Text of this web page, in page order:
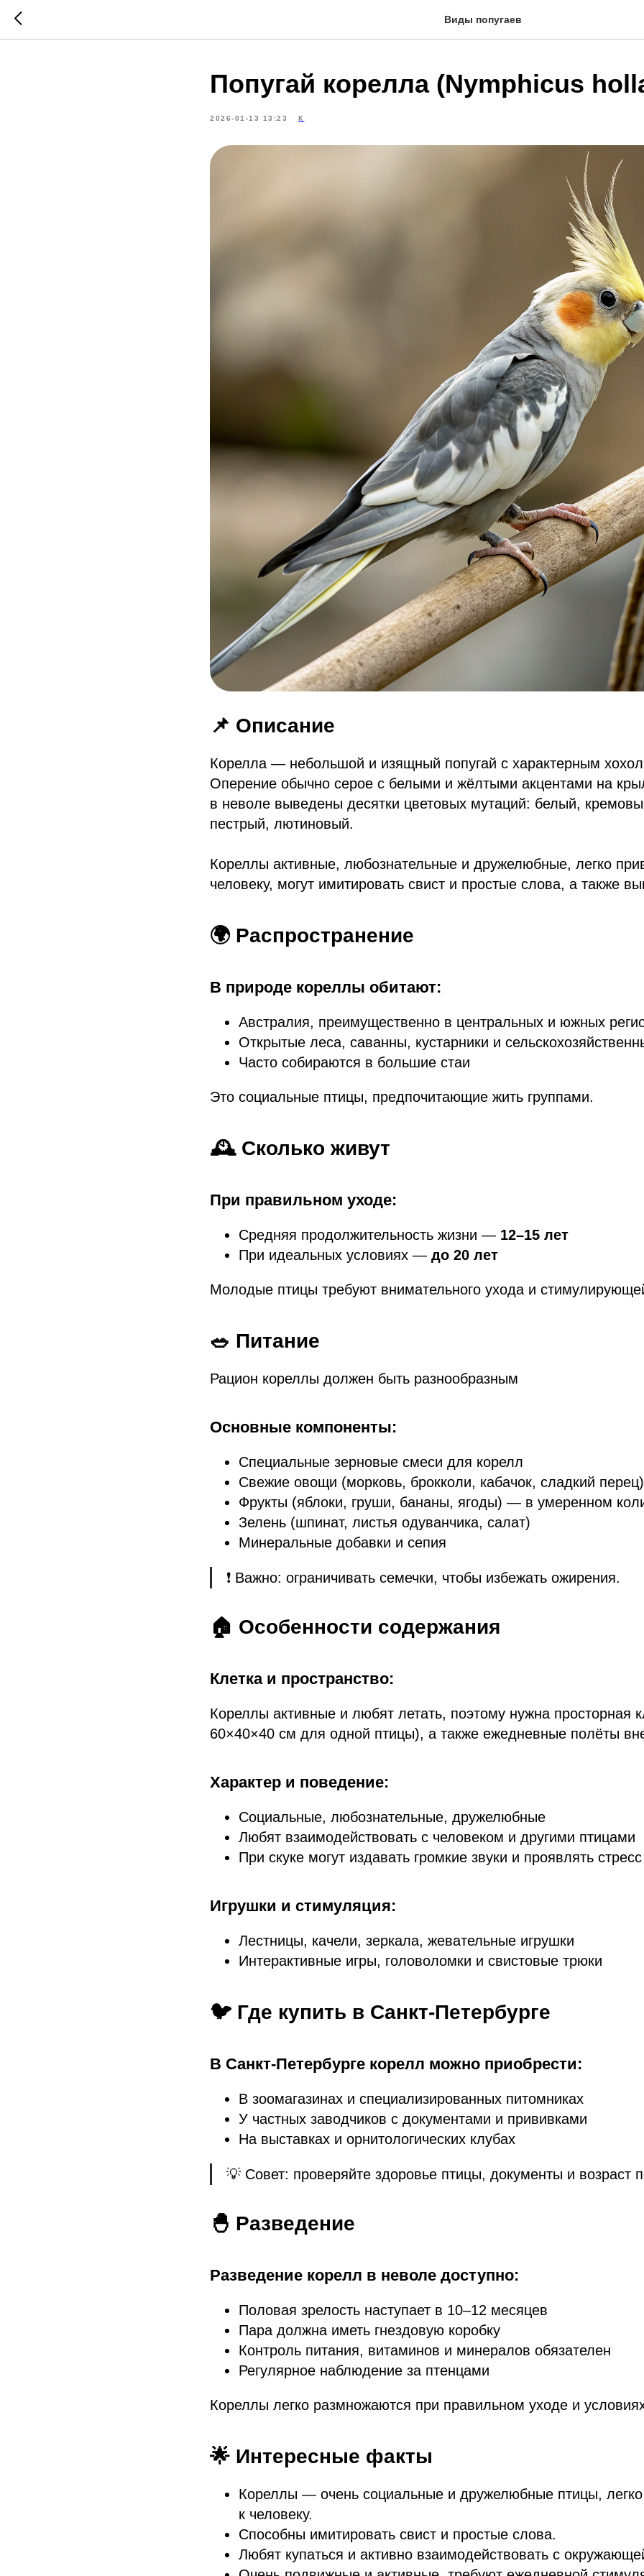
Виды попугаев
Попугай корелла (Nymphicus
2026-01-13 13:23 К
📌 Описание
Корелла — небольшой и изящный попугай с характерным
Оперение обычно серое с белыми и жёлтыми акцентами на
в неволе выведены десятки цветовых мутаций: белый,
пестрый, лютиновый.
Кореллы активные, любознательные и дружелюбные, легко
человеку, могут имитировать свист и простые слова, а также
🌍 Распространение
В природе кореллы обитают:
Австралия, преимущественно в центральных и южных
Открытые леса, саванны, кустарники и
Часто собираются в большие стаи
Это социальные птицы, предпочитающие жить группами.
🕰️ Сколько живут
При правильном уходе:
Средняя продолжительность жизни — 12–15 лет
При идеальных условиях — до 20 лет
Молодые птицы требуют внимательного ухода и
🥗 Питание
Рацион кореллы должен быть разнообразным
Основные компоненты:
Специальные зерновые смеси для корелл
Свежие овощи (морковь, брокколи, кабачок, сладкий перец)
Фрукты (яблоки, груши, бананы, ягоды) — в умеренном
Зелень (шпинат, листья одуванчика, салат)
Минеральные добавки и сепия
❗ Важно: ограничивать семечки, чтобы избежать ожирения.
🏠 Особенности содержания
Клетка и пространство:
Кореллы активные и любят летать, поэтому нужна просторная
60×40×40 см для одной птицы), а также ежедневные полёты
Характер и поведение:
Социальные, любознательные, дружелюбные
Любят взаимодействовать с человеком и другими птицами
При скуке могут издавать громкие звуки и проявлять стресс
Игрушки и стимуляция:
Лестницы, качели, зеркала, жевательные игрушки
Интерактивные игры, головоломки и свистовые трюки
🐦 Где купить в Санкт-Петербурге
В Санкт-Петербурге корелл можно приобрести:
В зоомагазинах и специализированных питомниках
У частных заводчиков с документами и прививками
На выставках и орнитологических клубах
💡 Совет: проверяйте здоровье птицы, документы и возраст
🐣 Разведение
Разведение корелл в неволе доступно:
Половая зрелость наступает в 10–12 месяцев
Пара должна иметь гнездовую коробку
Контроль питания, витаминов и минералов обязателен
Регулярное наблюдение за птенцами
Кореллы легко размножаются при правильном уходе и
🌟 Интересные факты
Кореллы — очень социальные и дружелюбные птицы,
к человеку.
Способны имитировать свист и простые слова.
Любят купаться и активно взаимодействовать с